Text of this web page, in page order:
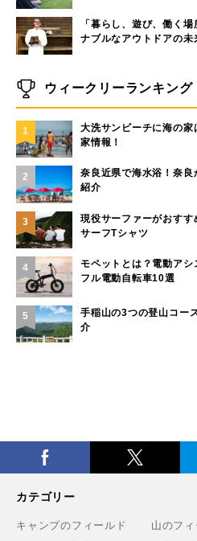
「暮らし、遊び、働く
ナブルなアウトドアの未
ウィークリーランキング
1
大洗サンビーチに海の
家情報！
2
奈良近県で海水浴！奈
紹介
3
現役サーファーがおす
サーフTシャツ
4
モペットとは？電動ア
フル電動自転車10選
5
手稲山の3つの登山コー
介
カテゴリー
キャンプのフィールド
山のフィ